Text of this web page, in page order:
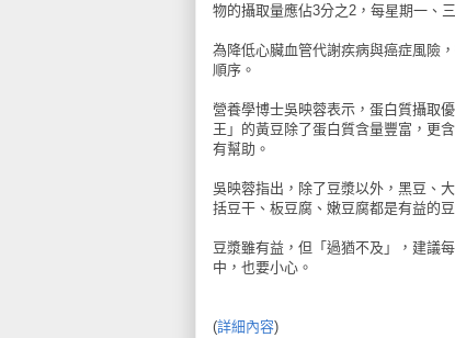
物的攝取量應佔3分之2，每星期一、
為降低心臟血管代謝疾病與癌症風險
順序。
營養學博士吳映蓉表示，蛋白質攝取
王」的黃豆除了蛋白質含量豐富，更
有幫助。
吳映蓉指出，除了豆漿以外，黑豆、
括豆干、板豆腐、嫩豆腐都是有益的
豆漿雖有益，但「過猶不及」，建議
中，也要小心。
(詳細內容)